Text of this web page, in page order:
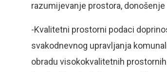
razumijevanje prostora,
-Kvalitetni prostorni podaci
svakodnevnog upravljanja
obradu visokokvalitetnih